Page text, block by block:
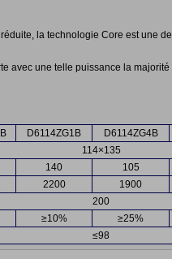
la technologie Core est une
avec une telle puissance la
D6114ZG1B D6114ZG4B
114×135
140 105
2200 1900
200
≥10% ≥25%
≤98